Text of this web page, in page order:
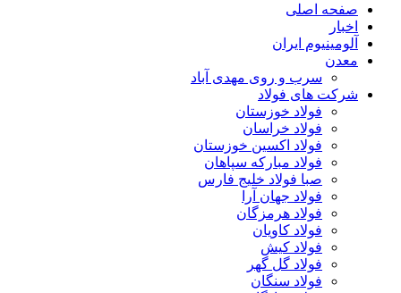
صفحه اصلی
اخبار
آلومینیوم ایران
معدن
سرب و روی مهدی آباد
شرکت های فولاد
فولاد خوزستان
فولاد خراسان
فولاد اکسین خوزستان
فولاد مبارکه سپاهان
صبا فولاد خلیج فارس
فولاد جهان آرا
فولاد هرمزگان
فولاد کاویان
فولاد کیش
فولاد گل گهر
فولاد سنگان